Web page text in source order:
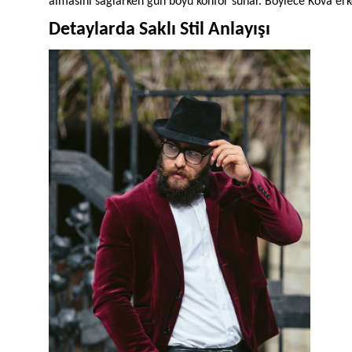
Detaylarda Saklı Stil Anlayışı